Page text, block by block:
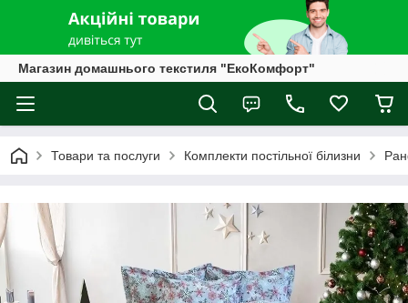
Магазин домашнього текстиля "ЕкоКомфорт"
Товари та послуги Комплекти постільної білизни